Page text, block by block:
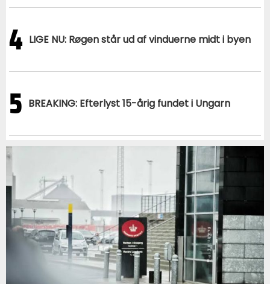
4 LIGE NU: Røgen står ud af vinduerne midt i byen
5 BREAKING: Efterlyst 15-årig fundet i Ungarn